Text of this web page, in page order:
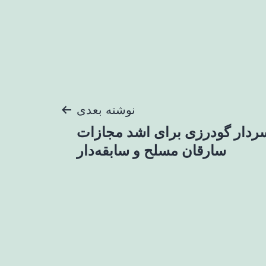
نوشته بعدی
گودرزی برای اشد مجازات
سارقان مسلح و سابقه‌دار